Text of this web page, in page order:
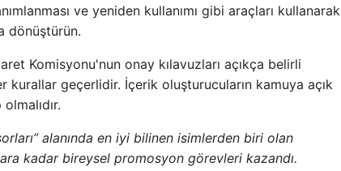
ve yeniden kullanımı gibi araçları kullanarak
dönüştürün.
Komisyonu'nun onay kılavuzları açıkça belirli
geçerlidir. İçerik oluşturucuların kamuya açık
alanında en iyi bilinen isimlerden biri olan
kadar bireysel promosyon görevleri kazandı.